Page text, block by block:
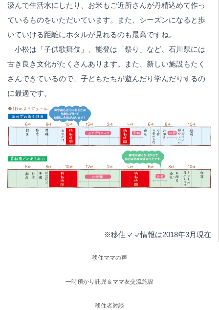
汲んで生活水にしたり、お米もご近所さんが丹精込めて作っ
ているものをいただいています。また、シーズンになると歩
いていける距離にホタルが見れるのも最高ですね。
小松は「子供歌舞伎」、能登は「祭り」など、石川県には
古き良き文化がたくさんあります。また、新しい施設もたく
さんできているので、子どもたちが遊んだり学んだりするの
に最適です。
※移住ママ情報は2018年3月現在
移住ママの声
一時預かり託児＆ママ友交流施設
移住者対談